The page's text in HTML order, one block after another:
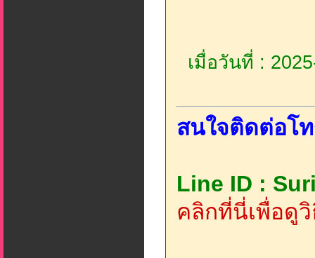
เมื่อวันที่ :
สนใจติดต่อโ
Line ID :
คลิกที่นี่เพื่อดูวิ